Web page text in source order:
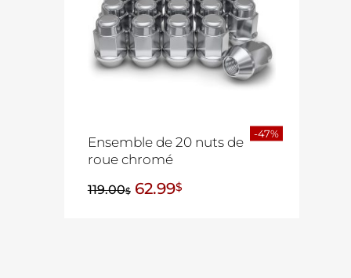
Ensemble de 20 nuts de
roue chromé
119.00$ 62.99$
-47%